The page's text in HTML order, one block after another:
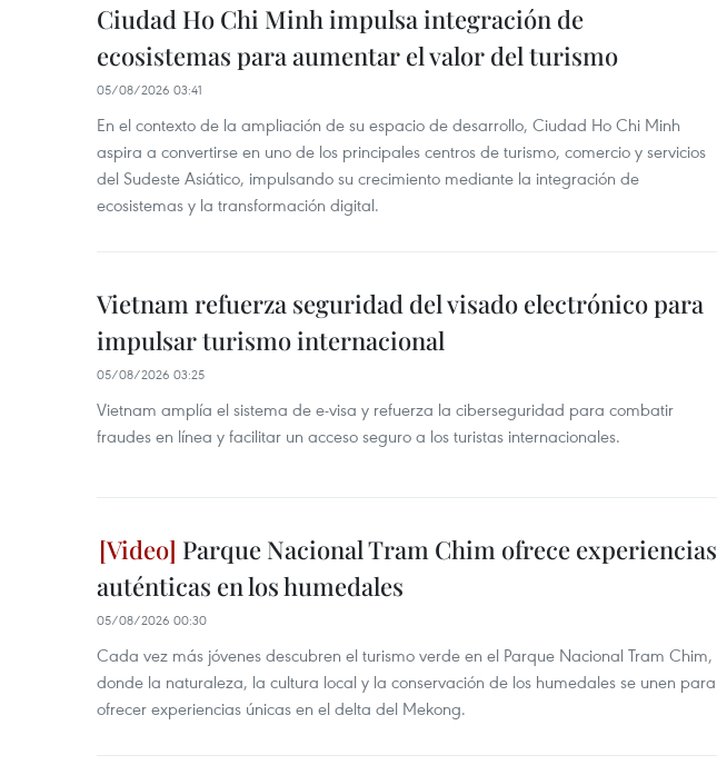
Ciudad Ho Chi Minh impulsa integración de
ecosistemas para aumentar el valor del turismo
05/08/2026 03:41
En el contexto de la ampliación de su espacio de desarrollo, Ciudad Ho Chi Minh
aspira a convertirse en uno de los principales centros de turismo, comercio y servicios
del Sudeste Asiático, impulsando su crecimiento mediante la integración de
ecosistemas y la transformación digital.
Vietnam refuerza seguridad del visado electrónico para
impulsar turismo internacional
05/08/2026 03:25
Vietnam amplía el sistema de e-visa y refuerza la ciberseguridad para combatir
fraudes en línea y facilitar un acceso seguro a los turistas internacionales.
Parque Nacional Tram Chim ofrece experiencias
auténticas en los humedales
05/08/2026 00:30
Cada vez más jóvenes descubren el turismo verde en el Parque Nacional Tram Chim,
donde la naturaleza, la cultura local y la conservación de los humedales se unen para
ofrecer experiencias únicas en el delta del Mekong.